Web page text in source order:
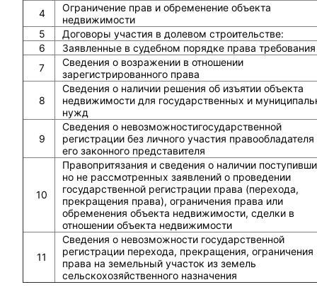
4
Ограничение прав и обременение объекта
недвижимости
5
Договоры участия в долевом строительстве:
6
Заявленные в судебном порядке права требования
7
Сведения о возражении в отношении
зарегистрированного права
8
Сведения о наличии решения об изъятии объекта
недвижимости для государственных и
нужд
9
Сведения о невозможностигосударственной
регистрации без личного участия правообладателя
его законного представителя
10
Правопритязания и сведения о наличии
но не рассмотренных заявлений о проведении
государственной регистрации права (перехода,
прекращения права), ограничения права или
обременения объекта недвижимости, сделки в
отношении объекта недвижимости
11
Сведения о невозможности государственной
регистрации перехода, прекращения, ограничения
права на земельный участок из земель
сельскохозяйственного назначения